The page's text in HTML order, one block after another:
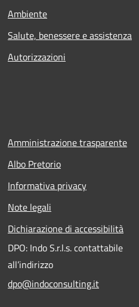
Ambiente
Salute, benessere e assistenza
Autorizzazioni
Amministrazione trasparente
Albo Pretorio
Informativa privacy
Note legali
Dichiarazione di accessibilità
DPO: Indo S.r.l.s. contattabile
all’indirizzo
dpo@indoconsulting.it